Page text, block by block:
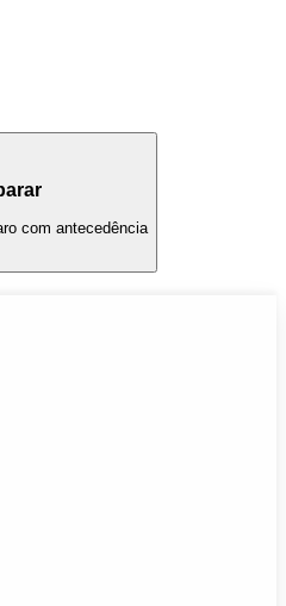
com antecedência